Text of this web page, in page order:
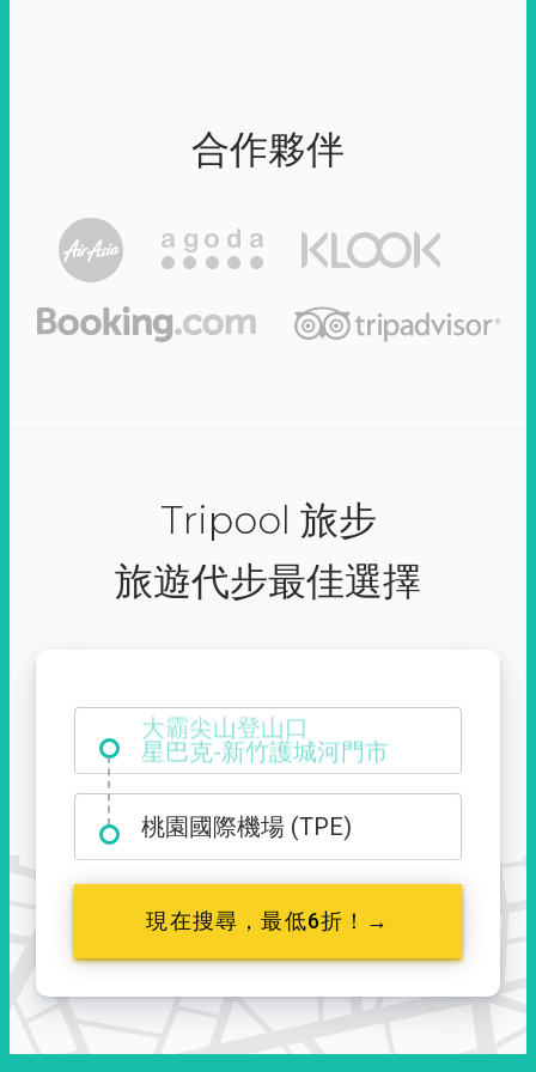
合作夥伴
Tripool 旅步
旅遊代步最佳選擇
大霸尖山登山口
桃園國際機場 (TPE)
現在搜尋，最低6折！→